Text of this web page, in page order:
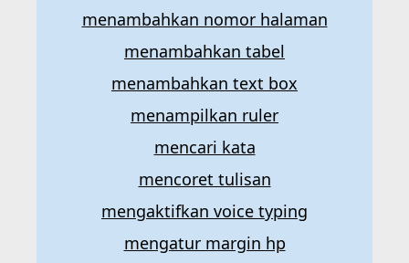
menambahkan nomor halaman
menambahkan tabel
menambahkan text box
menampilkan ruler
mencari kata
mencoret tulisan
mengaktifkan voice typing
mengatur margin hp